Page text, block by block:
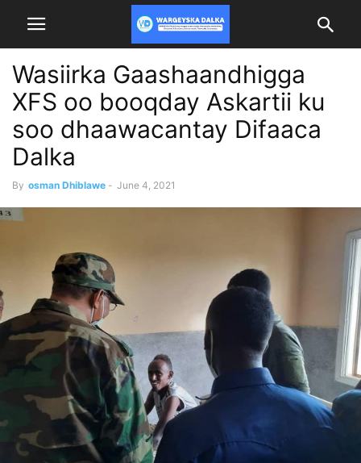
Wasiirka Gaashaandhigga
XFS oo booqday Askartii ku
soo dhaawacantay Difaaca
Dalka
By osman Dhiblawe - June 4, 2021